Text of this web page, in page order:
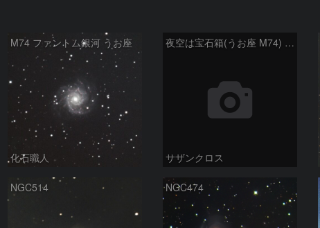
M74 ファントム銀河 うお座
化石職人
夜空は宝石箱(うお座 M74) Seestar50
サザンクロス
NGC514 NGC474